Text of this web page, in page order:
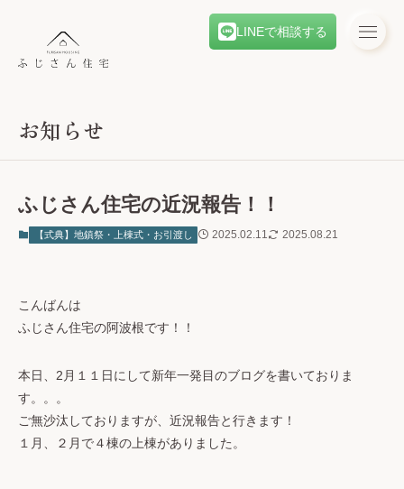
お知らせ
ふじさん住宅の近況報告！！
【式典】地鎮祭・上棟式・お引渡し 2025.02.11 2025.08.21
こんばんは
ふじさん住宅の阿波根です！！
本日、2月１１日にして新年一発目のブログを書いておりま
す。。。
ご無沙汰しておりますが、近況報告と行きます！
１月、２月で４棟の上棟がありました。
LINEで相談する